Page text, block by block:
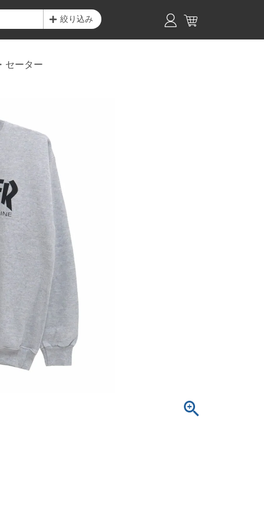
絞り込み
セーター